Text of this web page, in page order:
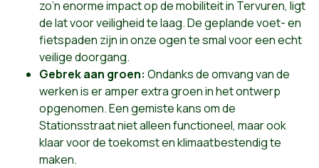
zo’n enorme impact op de mobiliteit in Tervuren, ligt
de lat voor veiligheid te laag. De geplande voet- en
fietspaden zijn in onze ogen te smal voor een echt
veilige doorgang.
Gebrek aan groen: Ondanks de omvang van de
werken is er amper extra groen in het ontwerp
opgenomen. Een gemiste kans om de
Stationsstraat niet alleen functioneel, maar ook
klaar voor de toekomst en klimaatbestendig te
maken.